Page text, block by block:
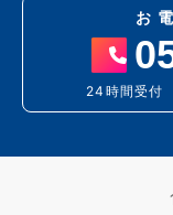
お
24時間受付